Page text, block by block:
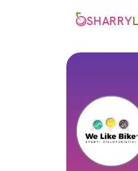
SHARRY